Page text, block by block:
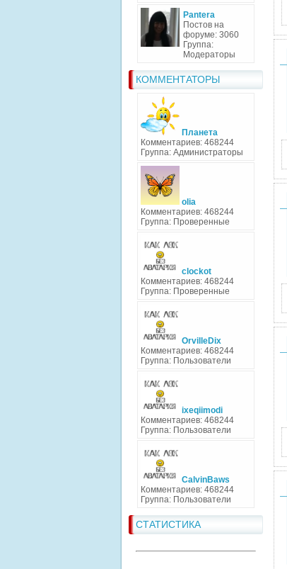
Pantera
Постов на
форуме: 3060
Группа:
Модераторы
КОММЕНТАТОРЫ
Планета
Комментариев: 468244
Группа: Администраторы
olia
Комментариев: 468244
Группа: Проверенные
clockot
Комментариев: 468244
Группа: Проверенные
OrvilleDix
Комментариев: 468244
Группа: Пользователи
ixeqiimodi
Комментариев: 468244
Группа: Пользователи
CalvinBaws
Комментариев: 468244
Группа: Пользователи
СТАТИСТИКА